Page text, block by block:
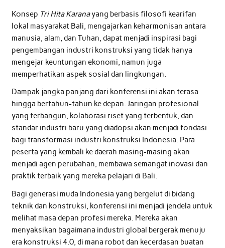
Konsep Tri Hita Karanayang berbasis filosofi kearifan
lokal masyarakat Bali, mengajarkan keharmonisan antara
manusia, alam, dan Tuhan, dapat menjadi inspirasi bagi
pengembangan industri konstruksi yang tidak hanya
mengejar keuntungan ekonomi, namun juga
memperhatikan aspek sosial dan lingkungan.
Dampak jangka panjang dari konferensi ini akan terasa
hingga bertahun-tahun ke depan. Jaringan profesional
yang terbangun, kolaborasi riset yang terbentuk, dan
standar industri baru yang diadopsi akan menjadi fondasi
bagi transformasi industri konstruksi Indonesia. Para
peserta yang kembali ke daerah masing-masing akan
menjadi agen perubahan, membawa semangat inovasi dan
praktik terbaik yang mereka pelajari di Bali.
Bagi generasi muda Indonesia yang bergelut di bidang
teknik dan konstruksi, konferensi ini menjadi jendela untuk
melihat masa depan profesi mereka. Mereka akan
menyaksikan bagaimana industri global bergerak menuju
era konstruksi 4.0, di mana robot dan kecerdasan buatan